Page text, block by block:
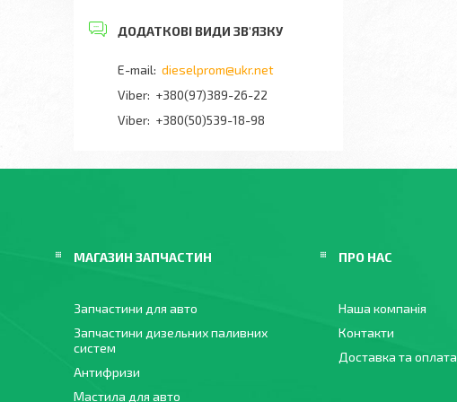
dieselprom@ukr.net
+380(97)389-26-22
Viber +380(50)539-18-98
МАГАЗИН ЗАПЧАСТИН
Запчастини для авто
Запчастини дизельних паливних
систем
Антифризи
Мастила для авто
ПРО НАС
Наша компанія
Контакти
Доставка та оплата